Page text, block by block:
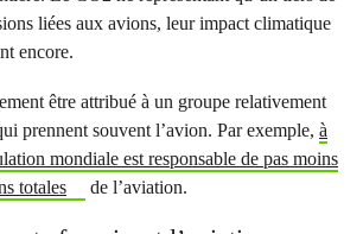
liées aux avions, leur impact climatique
encore.
être attribué à un groupe relativement
prennent souvent l’avion. Par exemple, à
mondiale est responsable de pas moins
totales
de l’aviation.